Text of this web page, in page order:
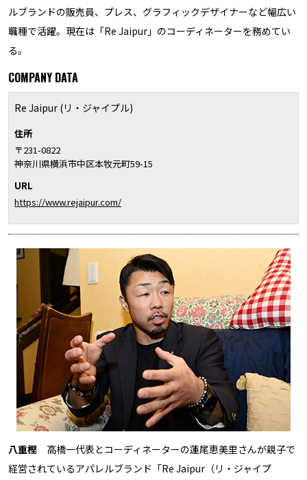
ルブランドの販売員、プレス、グラフィックデザイナーなど幅広い
職種で活躍。現在は「Re Jaipur」のコーディネーターを務めてい
る。
COMPANY DATA
Re Jaipur (リ・ジャイプル)
住所
〒231-0822
神奈川県横浜市中区本牧元町59-15
URL
https://www.rejaipur.com/
八重樫 高橋一代表とコーディネーターの蓮尾恵美里さんが親子で
経営されているアパレルブランド「Re Jaipur（リ・ジャイプ